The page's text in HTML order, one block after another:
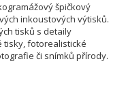
špičkový
inkoustových výtisků.
tisků s detaily
tisky, fotorealistické
či snímků přírody.